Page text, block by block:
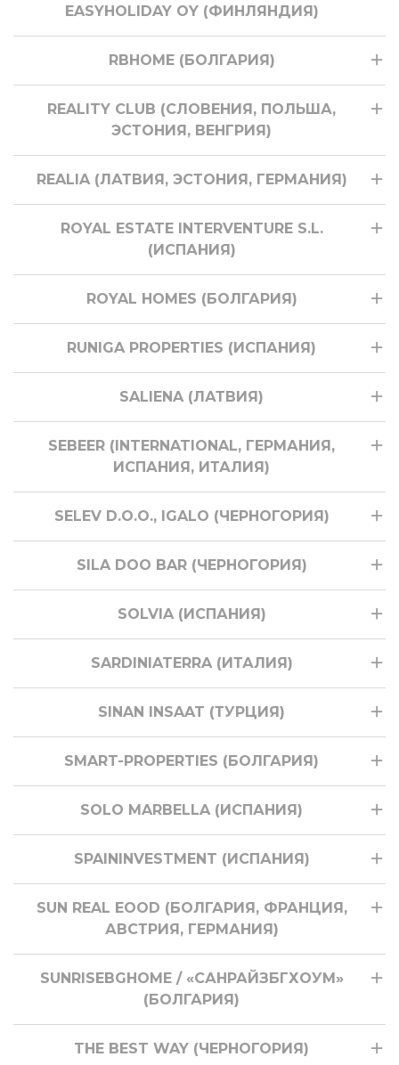
EASYHOLIDAY OY (ФИНЛЯНДИЯ)
RBHOME (БОЛГАРИЯ)
REALITY CLUB (СЛОВЕНИЯ, ПОЛЬША,
ЭСТОНИЯ, ВЕНГРИЯ)
REALIA (ЛАТВИЯ, ЭСТОНИЯ, ГЕРМАНИЯ)
ROYAL ESTATE INTERVENTURE S.L.
(ИСПАНИЯ)
ROYAL HOMES (БОЛГАРИЯ)
RUNIGA PROPERTIES (ИСПАНИЯ)
SALIENA (ЛАТВИЯ)
SEBEER (INTERNATIONAL, ГЕРМАНИЯ,
ИСПАНИЯ, ИТАЛИЯ)
SELEV D.O.O., IGALO (ЧЕРНОГОРИЯ)
SILA DOO BAR (ЧЕРНОГОРИЯ)
SOLVIA (ИСПАНИЯ)
SARDINIATERRA (ИТАЛИЯ)
SINAN INSAAT (ТУРЦИЯ)
SMART-PROPERTIES (БОЛГАРИЯ)
SOLO MARBELLA (ИСПАНИЯ)
SPAININVESTMENT (ИСПАНИЯ)
SUN REAL EOOD (БОЛГАРИЯ, ФРАНЦИЯ,
АВСТРИЯ, ГЕРМАНИЯ)
SUNRISEBGHOME / «САНРАЙЗБГХОУМ»
(БОЛГАРИЯ)
THE BEST WAY (ЧЕРНОГОРИЯ)